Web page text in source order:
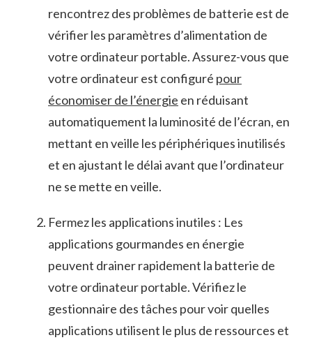
rencontrez⁤ des problèmes de batterie est de
vérifier les paramètres d’alimentation de
votre ordinateur portable. Assurez-vous que
votre ordinateur est configuré pour
économiser de l’énergie en réduisant
automatiquement la luminosité de l’écran, en
mettant en veille les périphériques inutilisés
et ⁣en ⁤ajustant le délai avant que l’ordinateur
ne se mette en veille.
Fermez les applications inutiles : Les
applications gourmandes en énergie
peuvent drainer rapidement la batterie de
votre ordinateur ‍portable. Vérifiez le
gestionnaire des ⁤tâches pour voir quelles
applications⁢ utilisent le plus ‌de ressources ⁣et